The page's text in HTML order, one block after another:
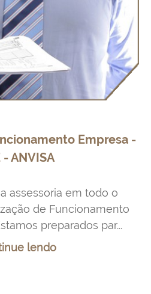
Empresa -
- ANVISA
assessoria em todo o
de Funcionamento
preparados par...
lendo